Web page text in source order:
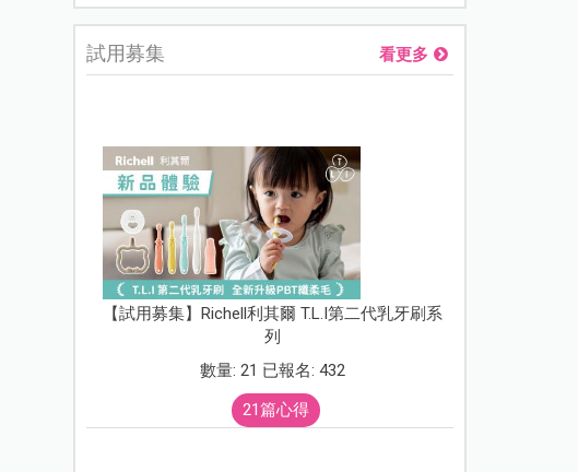
試用募集 看更多
【試用募集】Richell利其爾 T.L.I第二代乳牙刷系
列
數量: 21 已報名: 432
21篇心得